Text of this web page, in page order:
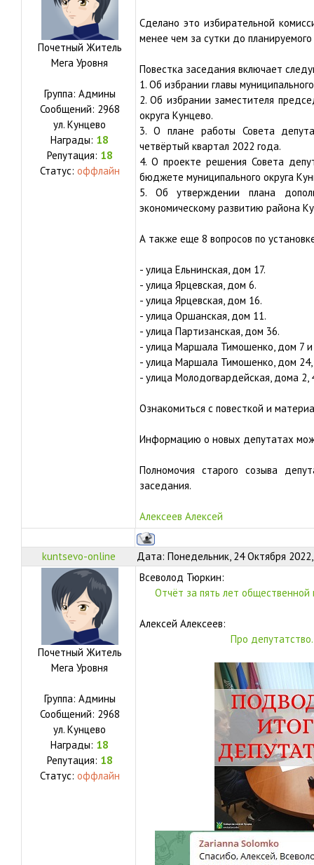
Почетный Житель
Мега Уровня
Группа: Админы
Сообщений: 2968
ул. Кунцево
Награды: 18
Репутация: 18
Статус: оффлайн
Сделано это избирательной
менее чем за сутки до
Повестка заседания включает
1. Об избрании главы
2. Об избрании заместителя
округа Кунцево.
3. О плане работы Совета
четвёртый квартал 2022 года.
4. О проекте решения Совета
бюджете муниципального округа
5. Об утверждении плана
экономическому развитию района
А также еще 8 вопросов по
- улица Ельнинская, дом 17.
- улица Ярцевская, дом 6.
- улица Ярцевская, дом 16.
- улица Оршанская, дом 11.
- улица Партизанская, дом 36.
- улица Маршала Тимошенко, дом 7 и
- улица Маршала Тимошенко, дом
- улица Молодогвардейская, дома 2,
Ознакомиться с повесткой и
Информацию о новых депутатах
Полномочия старого созыва
заседания.
Алексеев Алексей
kuntsevo-online Дата: Понедельник, 24 Октября
Почетный Житель
Мега Уровня
Группа: Админы
Сообщений: 2968
ул. Кунцево
Награды: 18
Репутация: 18
Статус: оффлайн
Всеволод Тюркин:
Отчёт за пять лет
Алексей Алексеев:
Про